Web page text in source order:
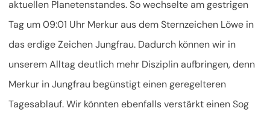
aktuellen Planetenstandes. So wechselte am gestrigen
Tag um 09:01 Uhr Merkur aus dem Sternzeichen Löwe in
das erdige Zeichen Jungfrau. Dadurch können wir in
unserem Alltag deutlich mehr Disziplin aufbringen, denn
Merkur in Jungfrau begünstigt einen geregelteren
Tagesablauf. Wir könnten ebenfalls verstärkt einen Sog